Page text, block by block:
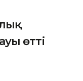
өтті